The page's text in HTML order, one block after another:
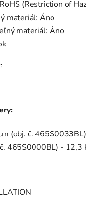
(Restriction of
materiál: Áno
materiál: Áno
(obj. č.
č. 465S0000BL) - 12,3